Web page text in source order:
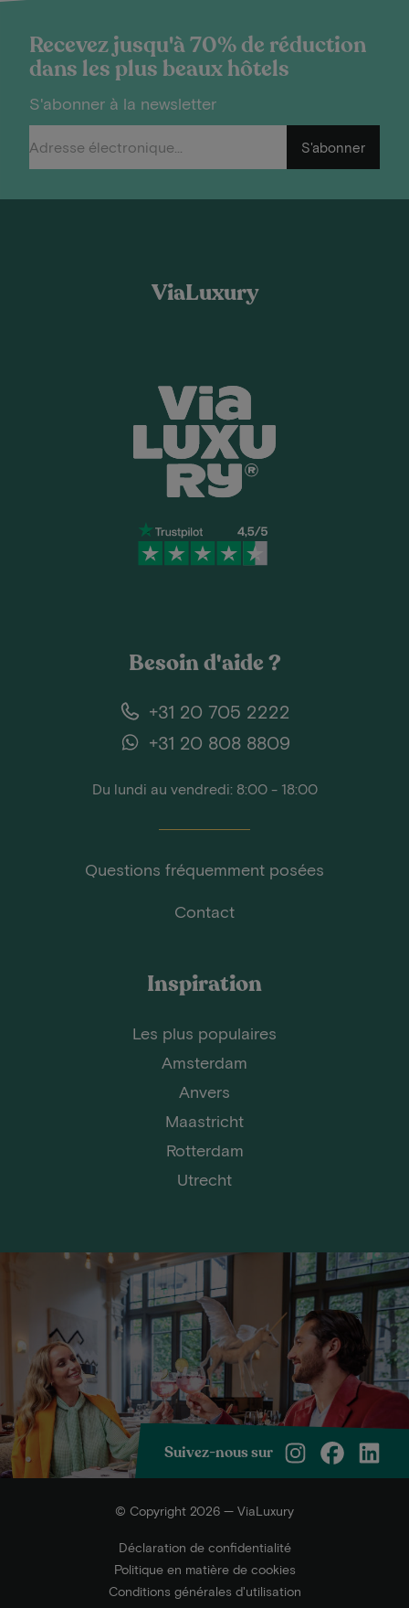
Recevez jusqu'à 70% de réduction
dans les plus beaux hôtels
S'abonner à la newsletter
S'abonner
ViaLuxury
Besoin d'aide ?
+31 20 705 2222
+31 20 808 8809
Du lundi au vendredi: 8:00 - 18:00
Questions fréquemment posées
Contact
Inspiration
Les plus populaires
Amsterdam
Anvers
Maastricht
Rotterdam
Utrecht
Suivez-nous sur
© Copyright 2026 — ViaLuxury
Déclaration de confidentialité
Politique en matière de cookies
Conditions générales d'utilisation